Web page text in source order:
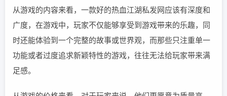
从游戏的内容来看，一款好的热血江湖私发网应该有深度和
广度，在游戏中，玩家不仅能够享受到游戏带来的乐趣，同
时还能体验到一个完整的故事或世界观，而那些只注重单一
功能或者过度追求新颖特性的游戏，往往无法给玩家带来满
足感。